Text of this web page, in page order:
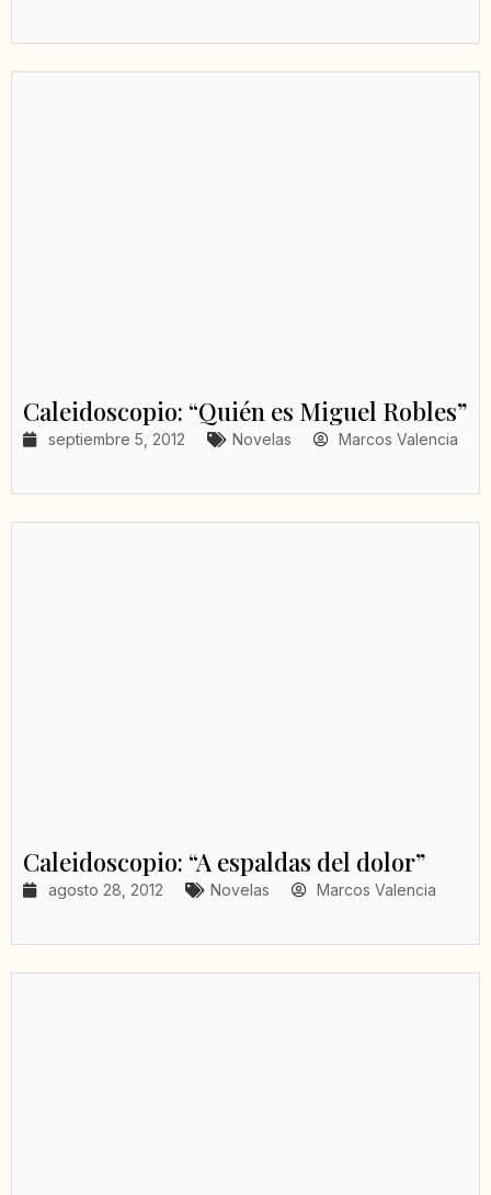
Caleidoscopio: “Quién es Miguel Robles”
septiembre 5, 2012 Novelas Marcos Valencia
Caleidoscopio: “A espaldas del dolor”
agosto 28, 2012 Novelas Marcos Valencia